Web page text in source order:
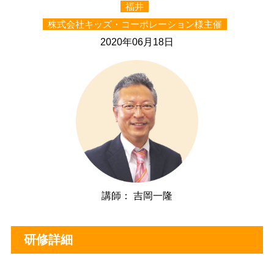
福井
株式会社キッズ・コーポレーション様主催
2020年06月18日
講師： 吉岡一隆
研修詳細